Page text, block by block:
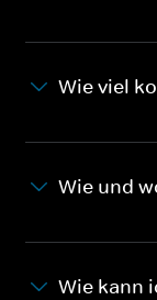
Wie viel
Wie und
Wie kann